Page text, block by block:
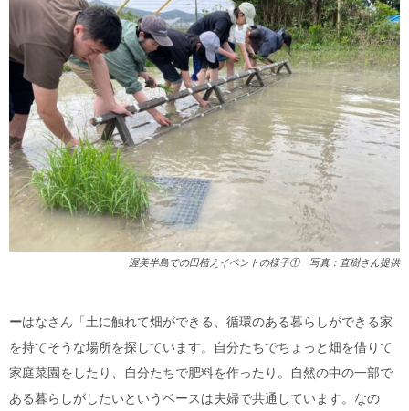
渥美半島での田植えイベントの様子① 写真：直樹さん提供
ーはなさん「土に触れて畑ができる、循環のある暮らしができる家
を持てそうな場所を探しています。自分たちでちょっと畑を借りて
家庭菜園をしたり、自分たちで肥料を作ったり。自然の中の一部で
ある暮らしがしたいというベースは夫婦で共通しています。なの